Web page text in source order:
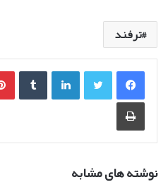
ترفند
لینکدین‫تامبلر
چاپ
نوشته های مشابه